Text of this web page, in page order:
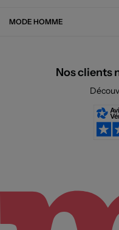
MODE HOMME
Nos clients